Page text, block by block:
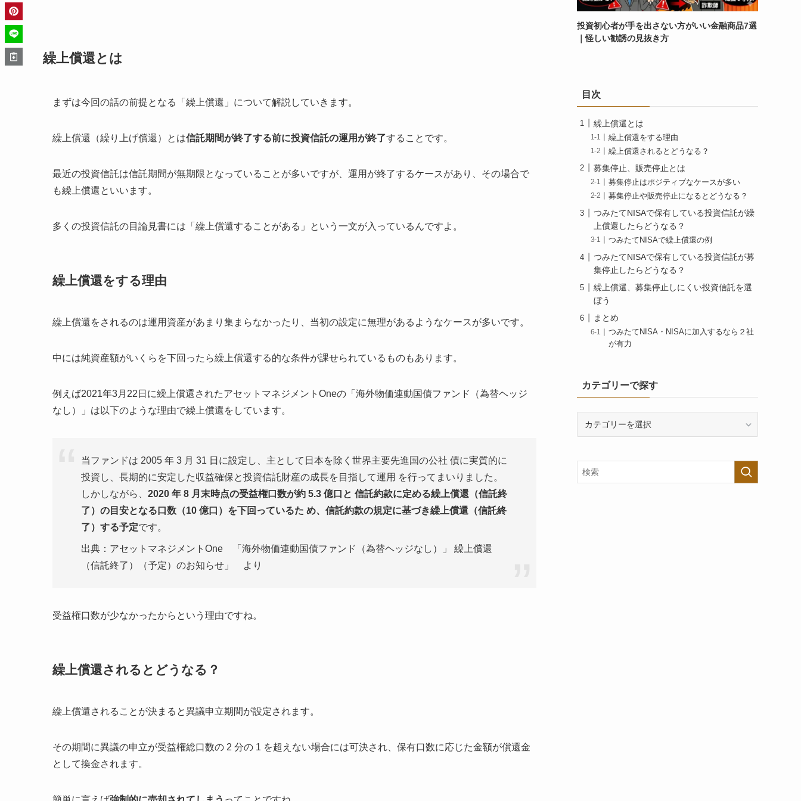
繰上償還とは
まずは今回の話の前提となる「繰上償還」について解説していきます。
繰上償還（繰り上げ償還）とは信託期間が終了する前に投資信託の運用が終了することです。
最近の投資信託は信託期間が無期限となっていることが多いですが、運用が終了するケースがあり、その場合で
も繰上償還といいます。
多くの投資信託の目論見書には「繰上償還することがある」という一文が入っているんですよ。
繰上償還をする理由
繰上償還をされるのは運用資産があまり集まらなかったり、当初の設定に無理があるようなケースが多いです。
中には純資産額がいくらを下回ったら繰上償還する的な条件が課せられているものもあります。
例えば2021年3月22日に繰上償還されたアセットマネジメントOneの「海外物価連動国債ファンド（為替ヘッジ
なし）」は以下のような理由で繰上償還をしています。
当ファンドは 2005 年 3 月 31 日に設定し、主として日本を除く世界主要先進国の公社 債に実質的に
投資し、長期的に安定した収益確保と投資信託財産の成長を目指して運用 を行ってまいりました。
しかしながら、 2020 年 8 月末時点の受益権口数が約 5.3 億口と 信託約款に定める繰上償還（信託終
了）の目安となる口数（10 億口）を下回っているた め、信託約款の規定に基づき繰上償還（信託終
了）する予定です。
出典：アセットマネジメントOne 「海外物価連動国債ファンド（為替ヘッジなし）」 繰上償還
（信託終了）（予定）のお知らせ」 より
受益権口数が少なかったからという理由ですね。
繰上償還されるとどうなる？
繰上償還されることが決まると異議申立期間が設定されます。
その期間に異議の申立が受益権総口数の 2 分の 1 を超えない場合には可決され、保有口数に応じた金額が償還金
として換金されます。
投資初心者が手を出さない方がいい金融商品7選
｜怪しい勧誘の見抜き方
目次
繰上償還とは
繰上償還をする理由
繰上償還されるとどうなる？
募集停止、販売停止とは
募集停止はポジティブなケースが多い
募集停止や販売停止になるとどうなる？
つみたてNISAで保有している投資信託が繰
上償還したらどうなる？
つみたてNISAで繰上償還の例
つみたてNISAで保有している投資信託が募
集停止したらどうなる？
繰上償還、募集停止しにくい投資信託を選
ぼう
まとめ
つみたてNISA・NISAに加入するなら２社
が有力
カテゴリーで探す
ー
で